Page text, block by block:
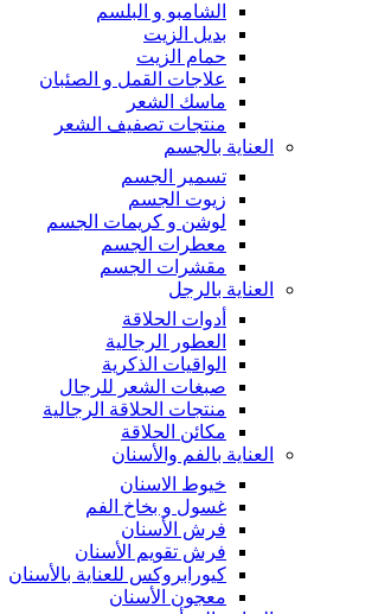
الشامبو و البلسم
بديل الزيت
حمام الزيت
علاجات القمل و الصئبان
ماسك الشعر
منتجات تصفيف الشعر
العناية بالجسم
تسمير الجسم
زيوت الجسم
لوشن و كريمات الجسم
معطرات الجسم
مقشرات الجسم
العناية بالرجل
أدوات الحلاقة
العطور الرجالية
الواقيات الذكرية
صبغات الشعر للرجال
منتجات الحلاقة الرجالية
مكائن الحلاقة
العناية بالفم والأسنان
خيوط الاسنان
غسول و بخاخ الفم
فرش الأسنان
فرش تقويم الأسنان
كيورابروكس للعناية بالأسنان
معجون الأسنان